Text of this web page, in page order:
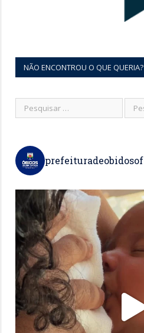
NÃO ENCONTROU O QUE QUERIA?
prefeituradeobidosof